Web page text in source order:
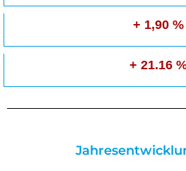
+ 1,90 %
+ 21.16